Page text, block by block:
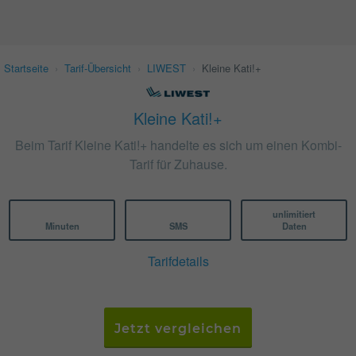
Startseite Tarif-Übersicht LIWEST Kleine Kati!+
Kleine Kati!+
Beim Tarif Kleine Kati!+ handelte es sich um einen Kombi-
Tarif für Zuhause.
Minuten SMS
unlimitiert
Daten
Tarifdetails
Jetzt vergleichen